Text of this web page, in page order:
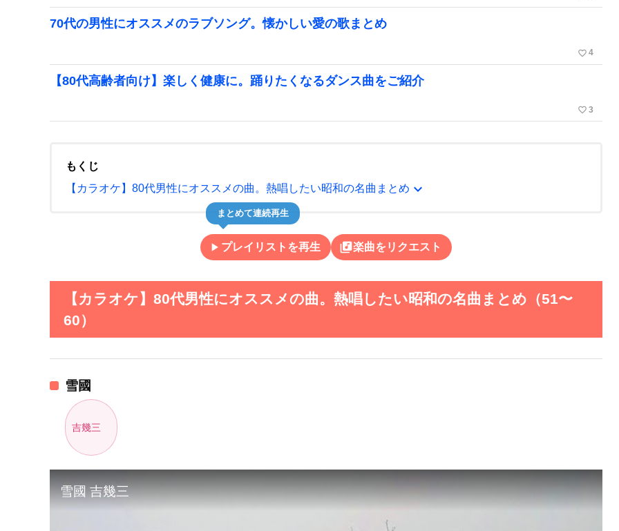
70代の男性にオススメのラブソング。懐かしい愛の歌まとめ
favorite_border 4
【80代高齢者向け】楽しく健康に。踊りたくなるダンス曲をご紹介
favorite_border 3
もくじ
【カラオケ】80代男性にオススメの曲。熱唱したい昭和の名曲まとめ expand_more
play_arrow プレイリストを再生
まとめて連続再生
library_music楽曲をリクエスト
【カラオケ】80代男性にオススメの曲。熱唱したい昭和の名曲まとめ（51〜
60）
雪國
吉幾三
雪國 吉幾三